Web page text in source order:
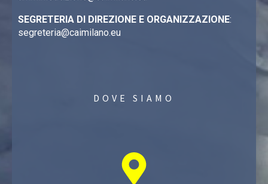
SEGRETERIA DI DIREZIONE E ORGANIZZAZIONE:
segreteria@caimilano.eu
DOVE SIAMO